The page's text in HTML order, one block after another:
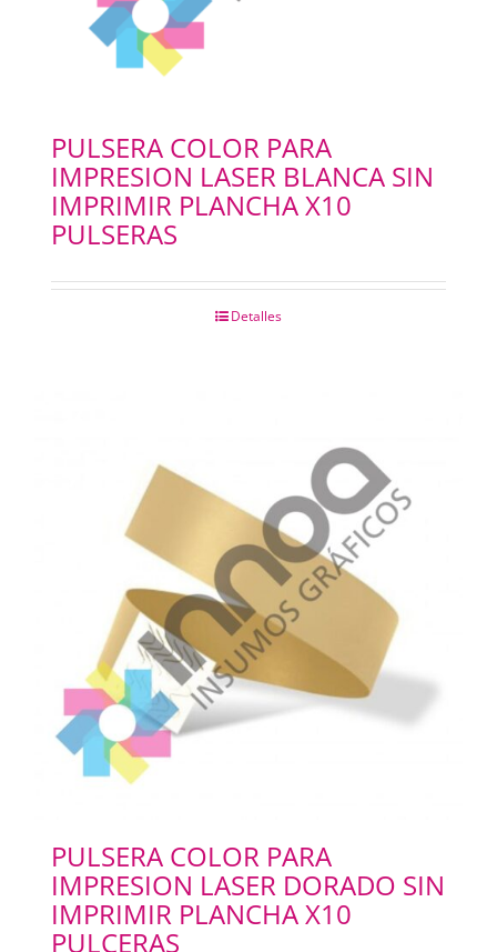
PULSERA COLOR PARA
IMPRESION LASER BLANCA SIN
IMPRIMIR PLANCHA X10
PULSERAS
Detalles
PULSERA COLOR PARA
IMPRESION LASER DORADO SIN
IMPRIMIR PLANCHA X10
PULCERAS